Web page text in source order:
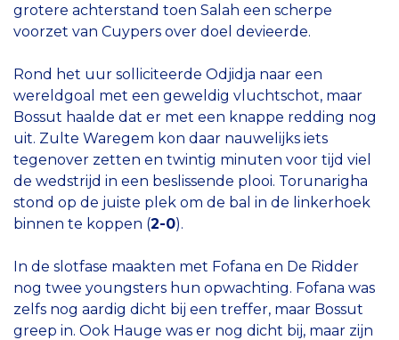
grotere achterstand toen Salah een scherpe
voorzet van Cuypers over doel devieerde.
Rond het uur solliciteerde Odjidja naar een
wereldgoal met een geweldig vluchtschot, maar
Bossut haalde dat er met een knappe redding nog
uit. Zulte Waregem kon daar nauwelijks iets
tegenover zetten en twintig minuten voor tijd viel
de wedstrijd in een beslissende plooi. Torunarigha
stond op de juiste plek om de bal in de linkerhoek
binnen te koppen (2-0).
In de slotfase maakten met Fofana en De Ridder
nog twee youngsters hun opwachting. Fofana was
zelfs nog aardig dicht bij een treffer, maar Bossut
greep in. Ook Hauge was er nog dicht bij, maar zijn